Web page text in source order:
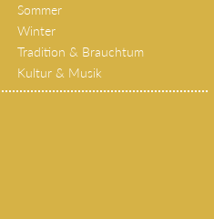
Bad Aussee
Naturschönheiten
Sommer
Winter
Tradition & Brauchtum